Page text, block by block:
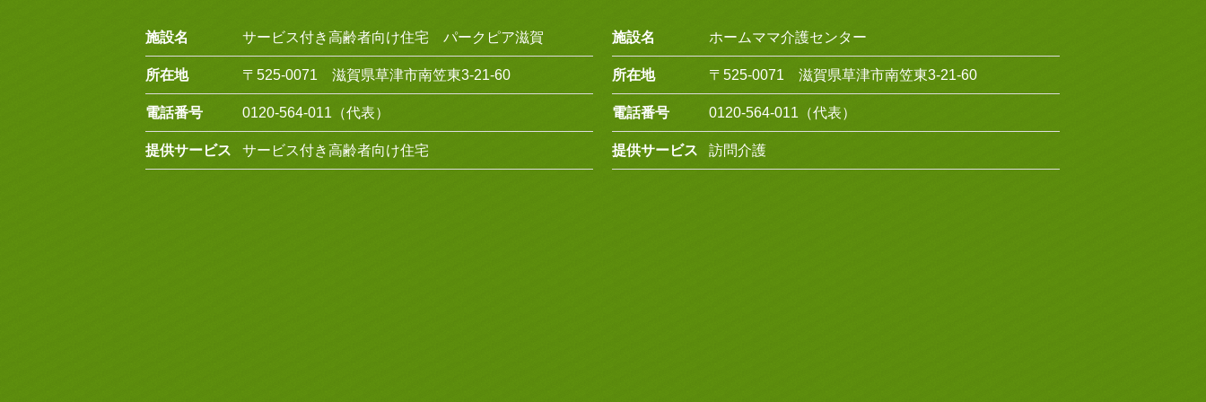
施設名 サービス付き高齢者向け住宅 パークピア滋賀
所在地 〒525-0071 滋賀県草津市南笠東3-21-60
電話番号 0120-564-011（代表）
提供サービス サービス付き高齢者向け住宅
施設名 ホームママ介護センター
所在地 〒525-0071 滋賀県草津市南笠東3-21-60
電話番号 0120-564-011（代表）
提供サービス 訪問介護